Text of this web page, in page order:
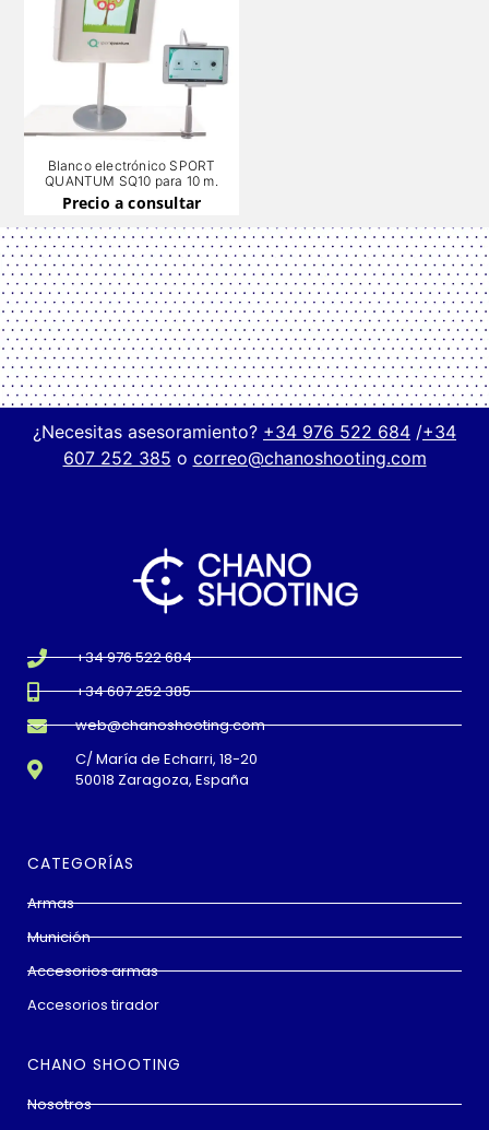
Blanco electrónico SPORT
QUANTUM SQ10 para 10 m.
Precio a consultar
¿Necesitas asesoramiento? +34 976 522 684 /+34
607 252 385 o correo@chanoshooting.com
+34 976 522 684
+34 607 252 385
web@chanoshooting.com
C/ María de Echarri, 18-20
50018 Zaragoza, España
CATEGORÍAS
Armas
Munición
Accesorios armas
Accesorios tirador
CHANO SHOOTING
Nosotros